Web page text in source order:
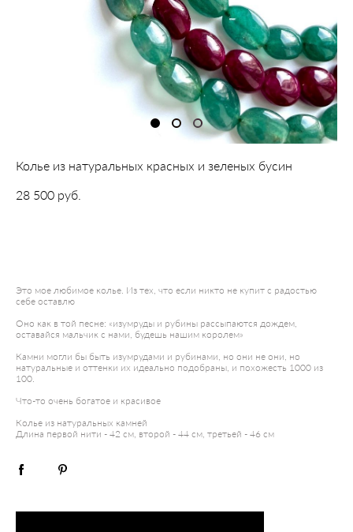
Колье из натуральных красных и зеленых бусин
28 500 pуб.
Это мое любимое колье. Из тех, что если никто не купит с радостью
себе оставлю
Оно как в той песне: «изумруды и рубины рассыпаются дождем,
оставайся мальчик с нами, будешь нашим королем»
Камни могли бы быть изумрудами и рубинами, но они не они, но
натуральные и оттенки их идеально подобраны, и похожесть 1000 из
100.
Что-то очень богатое и красивое
Колье из натуральных камней
Длина первой нити - 42 см, второй - 44 см, третьей - 46 см